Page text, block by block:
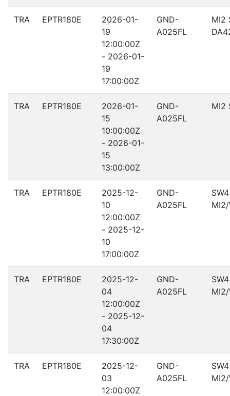
TRA EPTR180E
2026-01-
19
12:00:00Z
- 2026-01-
19
17:00:00Z
GND-
A025FL
MI2
TRA EPTR180E
2026-01-
15
10:00:00Z
- 2026-01-
15
13:00:00Z
GND-
A025FL
MI2
TRA EPTR180E
2025-12-
10
12:00:00Z
- 2025-12-
10
17:00:00Z
GND-
A025FL
SW4
TRA EPTR180E
2025-12-
04
12:00:00Z
- 2025-12-
04
17:30:00Z
GND-
A025FL
SW4
TRA EPTR180E
2025-12-
03
12:00:00Z
GND-
A025FL
SW4